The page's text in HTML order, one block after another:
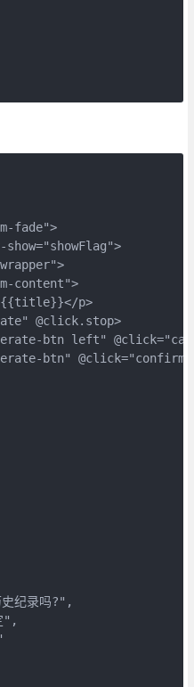
fade">
show="showFlag">
content">
p>
@click.stop>
btn left"
btn"
纪录吗?",